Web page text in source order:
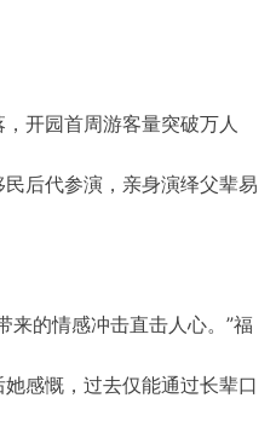
开园首周游客量突破万人
后代参演，亲身演绎父辈易
来的情感冲击直击人心。”福
感慨，过去仅能通过长辈口